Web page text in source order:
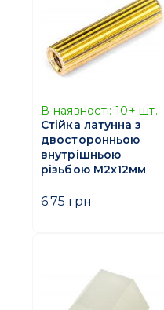
В наявності: 10+ шт.
Стійка латунна з
двосторонньою
внутрішньою
різьбою M2х12мм
6.75 грн